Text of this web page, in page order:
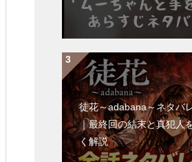
徒花～adabana～ネタバ
｜最終回の結末と真犯人
く解説